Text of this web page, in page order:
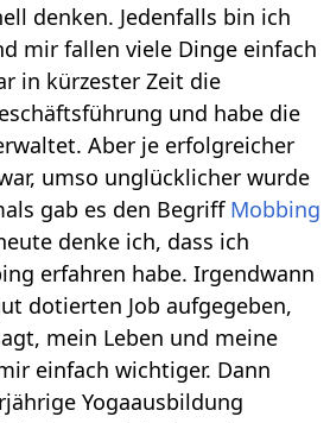
denken. Jedenfalls bin ich
mir fallen viele Dinge einfach
in kürzester Zeit die
und habe die
Aber je erfolgreicher
umso unglücklicher wurde
gab es den Begriff Mobbing
denke ich, dass ich
erfahren habe. Irgendwann
dotierten Job aufgegeben,
mein Leben und meine
einfach wichtiger. Dann
Yogaausbildung